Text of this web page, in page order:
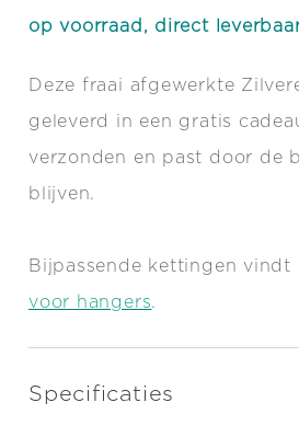
op voorraad, direct
Deze fraai afgewerkte
geleverd in een gratis
verzonden en past door de
blijven.
Bijpassende kettingen vindt
voor hangers.
Specificaties